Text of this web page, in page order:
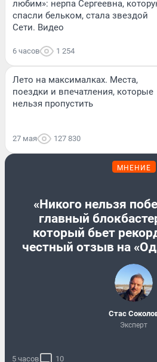
любим»: нерпа Сергеевна,
спасли бельком, стала звездой
Сети. Видео
6 часов 1 254
Лето на максималках. Места,
поездки и впечатления, которые
нельзя пропустить
27 мая 127 830
МНЕНИЕ
«Никого нельзя
главный
который бьет
честный отзыв на
Стас
Эксперт
5 часов 10